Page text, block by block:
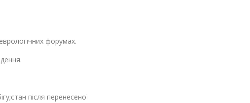
форумах.
після перенесеної